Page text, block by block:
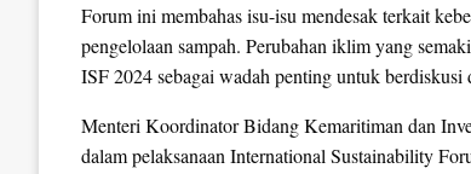
Forum ini membahas isu-isu mendesak terkait
pengelolaan sampah. Perubahan iklim yang
ISF 2024 sebagai wadah penting untuk berdiskusi
Menteri Koordinator Bidang Kemaritiman dan
dalam pelaksanaan International Sustainability